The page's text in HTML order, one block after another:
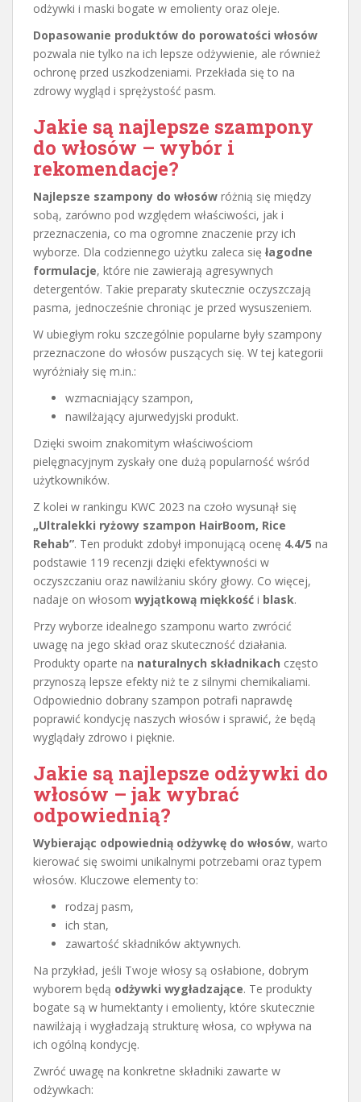
odżywki i maski bogate w emolienty oraz oleje.
Dopasowanie produktów do porowatości włosów
pozwala nie tylko na ich lepsze odżywienie, ale również
ochronę przed uszkodzeniami. Przekłada się to na
zdrowy wygląd i sprężystość pasm.
Jakie są najlepsze szampony
do włosów – wybór i
rekomendacje?
Najlepsze szampony do włosów różnią się między
sobą, zarówno pod względem właściwości, jak i
przeznaczenia, co ma ogromne znaczenie przy ich
wyborze. Dla codziennego użytku zaleca się łagodne
formulacje, które nie zawierają agresywnych
detergentów. Takie preparaty skutecznie oczyszczają
pasma, jednocześnie chroniąc je przed wysuszeniem.
W ubiegłym roku szczególnie popularne były szampony
przeznaczone do włosów puszących się. W tej kategorii
wyróżniały się m.in.:
wzmacniający szampon,
nawilżający ajurwedyjski produkt.
Dzięki swoim znakomitym właściwościom
pielęgnacyjnym zyskały one dużą popularność wśród
użytkowników.
Z kolei w rankingu KWC 2023 na czoło wysunął się
„Ultralekki ryżowy szampon HairBoom, Rice
Rehab”. Ten produkt zdobył imponującą ocenę 4.4/5 na
podstawie 119 recenzji dzięki efektywności w
oczyszczaniu oraz nawilżaniu skóry głowy. Co więcej,
nadaje on włosom wyjątkową miękkość i blask.
Przy wyborze idealnego szamponu warto zwrócić
uwagę na jego skład oraz skuteczność działania.
Produkty oparte na naturalnych składnikach często
przynoszą lepsze efekty niż te z silnymi chemikaliami.
Odpowiednio dobrany szampon potrafi naprawdę
poprawić kondycję naszych włosów i sprawić, że będą
wyglądały zdrowo i pięknie.
Jakie są najlepsze odżywki do
włosów – jak wybrać
odpowiednią?
Wybierając odpowiednią odżywkę do włosów, warto
kierować się swoimi unikalnymi potrzebami oraz typem
włosów. Kluczowe elementy to:
rodzaj pasm,
ich stan,
zawartość składników aktywnych.
Na przykład, jeśli Twoje włosy są osłabione, dobrym
wyborem będą odżywki wygładzające. Te produkty
bogate są w humektanty i emolienty, które skutecznie
nawilżają i wygładzają strukturę włosa, co wpływa na
ich ogólną kondycję.
Zwróć uwagę na konkretne składniki zawarte w
odżywkach: